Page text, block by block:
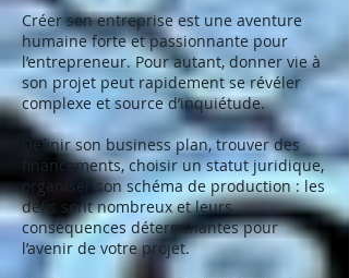
Créer son entreprise est une aventure
humaine forte et passionnante pour
l’entrepreneur. Pour autant, donner vie à
son projet peut rapidement se révéler
complexe et source d’inquiétude.
Définir son business plan, trouver des
financements, choisir un statut juridique,
organiser son schéma de production : les
défis sont nombreux et leurs
conséquences déterminantes pour
l’avenir de votre projet.